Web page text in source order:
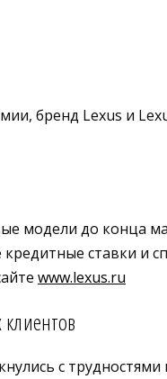
бренд Lexus и
модели до конца
ставки и
www.lexus.ru
с